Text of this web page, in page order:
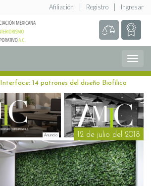
Ingresar
Registro
Afiliación
Menú
Interface: 14 patrones del diseño Biofílico
12 de julio del 2018